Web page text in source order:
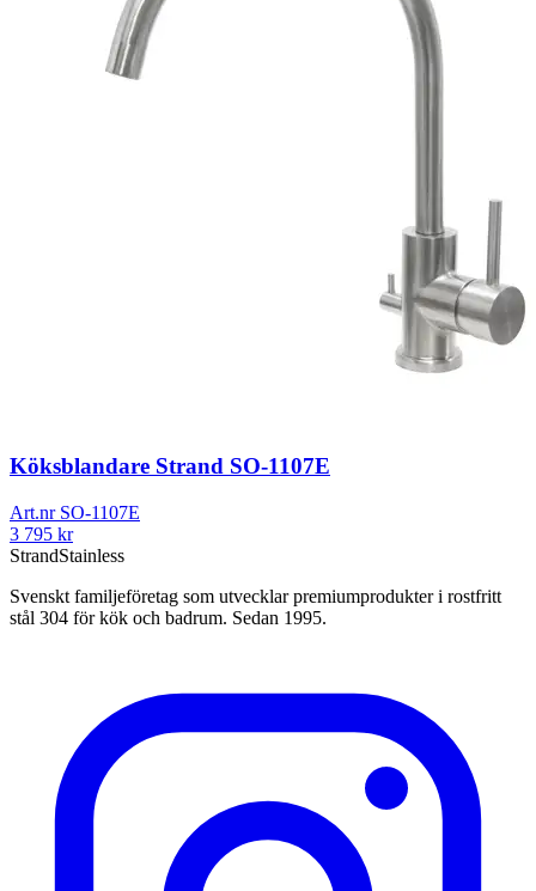
Köksblandare Strand SO-1107E
Art.nr SO-1107E
3 795 kr
StrandStainless
Svenskt familjeföretag som utvecklar premiumprodukter i rostfritt
stål 304 för kök och badrum. Sedan 1995.